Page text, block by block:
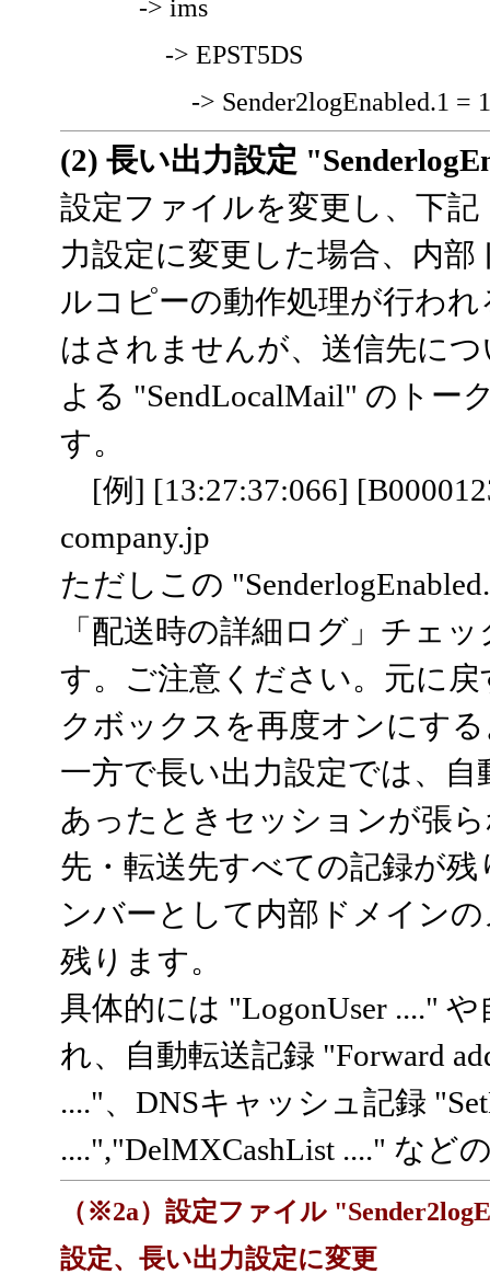
-> ims
-> EPST5DS
-> Sender2logEnabled.1 = 1
(2) 長い出力設定
設定ファイルを変更し、下
力設定に変更した場合、内
ルコピーの動作処理が行わ
はされませんが、送信先に
よる "SendLocalMail" のトー
す。
[例] [13:27:37:066]
company.jp
ただしこの
「配送時の詳細ログ」チェ
す。ご注意ください。元に
クボックスを再度オンにす
一方で長い出力設定では、
あったときセッションが張
先・転送先すべての記録が
ンバーとして内部ドメイン
残ります。
具体的には "LogonUser ...."
れ、自動転送記録 "Forward
...."、DNSキャッシュ記録
....","DelMXCashList ...." など
（※2a）設定ファイル
設定、長い出力設定に変更